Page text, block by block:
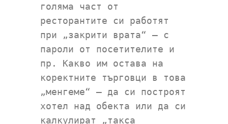
голяма част от
ресторантите си работят
при „закрити врата“ – с
пароли от посетителите и
пр. Какво им остава на
коректните търговци в това
„менгеме“ – да си построят
хотел над обекта или да си
калкулират „такса